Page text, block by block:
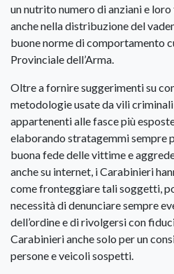
un nutrito numero di anziani e
anche nella distribuzione del
buone norme di comportamento
Provinciale dell’Arma.
Oltre a fornire suggerimenti su
metodologie usate da vili
appartenenti alle fasce più
elaborando stratagemmi sempre
buona fede delle vittime e
anche su internet, i Carabinieri
come fronteggiare tali soggetti,
necessità di denunciare sempre
dell’ordine e di rivolgersi con
Carabinieri anche solo per un
persone e veicoli sospetti.